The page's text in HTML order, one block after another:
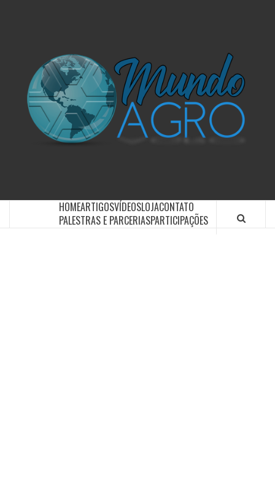
HOMEARTIGOSVÍDEOSLOJACONTATO
PALESTRAS E PARCERIASPARTICIPAÇÕES